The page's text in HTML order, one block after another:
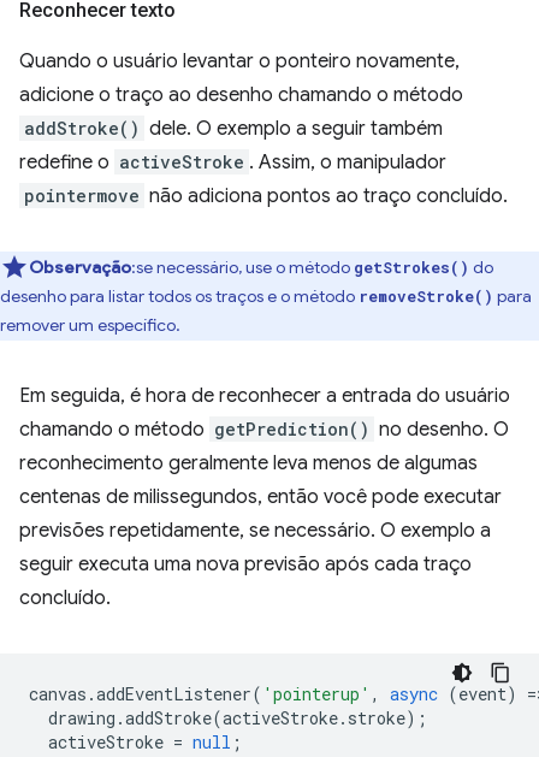
Reconhecer texto
Quando o usuário levantar o ponteiro novamente,
adicione o traço ao desenho chamando o método
addStroke() dele. O exemplo a seguir também
redefine o activeStroke . Assim, o manipulador
pointermove não adiciona pontos ao traço concluído.
Observação:se necessário, use o método getStrokes() do
desenho para listar todos os traços e o método removeStroke() para
remover um específico.
Em seguida, é hora de reconhecer a entrada do usuário
chamando o método getPrediction() no desenho. O
reconhecimento geralmente leva menos de algumas
centenas de milissegundos, então você pode executar
previsões repetidamente, se necessário. O exemplo a
seguir executa uma nova previsão após cada traço
concluído.
canvas .addEventListener( 'pointerup' , async (event) =
drawing .addStroke(activeStroke. stroke);
activeStroke = null ;